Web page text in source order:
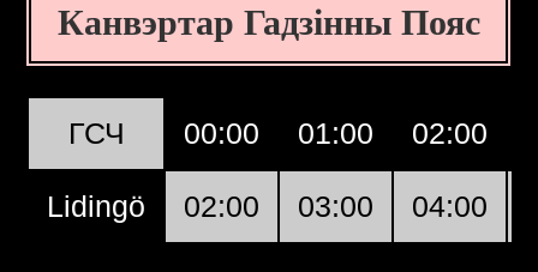
Канвэртар Гадзінны Пояс
ГСЧ 00:00 01:00 02:00
Lidingö 02:00 03:00 04:00